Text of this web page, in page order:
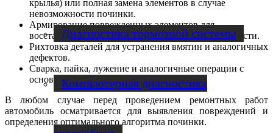
Диагностика тормозной системы
Компьютерная диагностика
крылья) или полная замена элементов в случае
невозможности починки.
Армирование поврежденных элементов для
восстановления их прочности и несущей способности.
Рихтовка деталей для устранения вмятин и аналогичных
дефектов.
Сварка, пайка, лужение и аналогичные операции с
основными деталями кузова.
В любом случае перед проведением ремонтных работ
автомобиль осматривается для выявления повреждений и
определения оптимального алгоритма починки.